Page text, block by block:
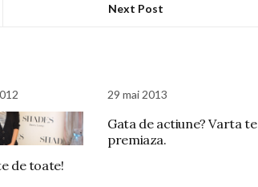
Next Post
de toate!
29 mai 2013
Gata de actiune? Varta te
premiaza.